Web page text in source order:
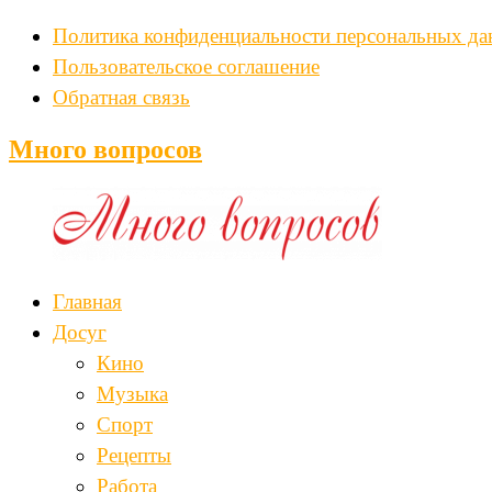
Политика конфиденциальности персональных
Пользовательское соглашение
Обратная связь
Много вопросов
Главная
Досуг
Кино
Музыка
Спорт
Рецепты
Работа